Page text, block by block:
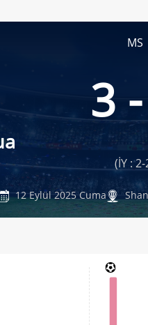
MS
3
(İY : 2-
12 Eylül 2025 Cuma